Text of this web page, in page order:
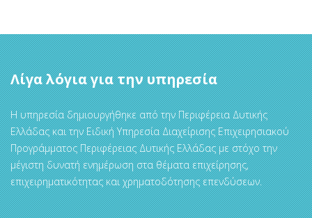
Λίγα λόγια για την υπηρεσία
Η υπηρεσία δημιουργήθηκε από την Περιφέρεια Δυτικής
Ελλάδας και την Ειδική Υπηρεσία Διαχείρισης Επιχειρησιακού
Προγράμματος Περιφέρειας Δυτικής Ελλάδας με στόχο την
μέγιστη δυνατή ενημέρωση στα θέματα επιχείρησης,
επιχειρηματικότητας και χρηματοδότησης επενδύσεων.